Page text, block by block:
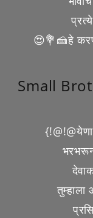
😍💐🍰हे
Small